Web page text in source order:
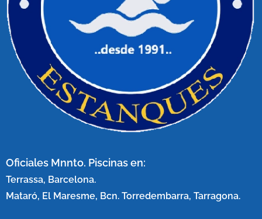
Oficiales Mnnto. Piscinas en:
Terrassa, Barcelona.
Mataró, El Maresme, Bcn. Torredembarra, Tarragona.